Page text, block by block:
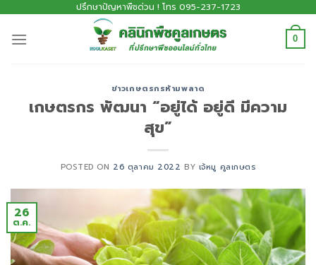
ปรึกษาปัญหาพืชด่วน ! โทร 095-237-1723
0
ข่าวเกษตรกรห้ามพลาด
เกษตรกร พัฒนา “อยู่ได้ อยู่ดี มีความ
สุข”
POSTED ON 26 ตุลาคม 2022 BY เจ้หมู คูลเกษตร
26
ต.ค.